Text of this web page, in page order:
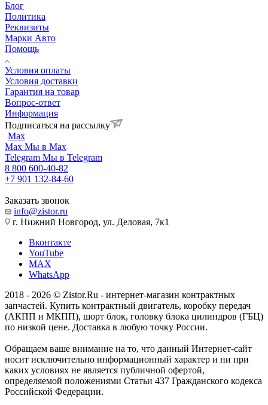
Блог
Политика
Реквизиты
Марки Авто
Помощь
Условия оплаты
Условия доставки
Гарантия на товар
Вопрос-ответ
Информация
Подписаться на рассылку
Max
Max Мы в Max
Telegram Мы в Telegram
8 800 600-40-82
+7 901 132-84-60
Заказать звонок
info@zistor.ru
г. Нижний Новгород, ул. Деловая, 7к1
Вконтакте
YouTube
MAX
WhatsApp
2018 - 2026 © Zistor.Ru - интернет-магазин контрактных
запчастей. Купить контрактный двигатель, коробку передач
(АКПП и МКПП), шорт блок, головку блока цилиндров (ГБЦ)
по низкой цене. Доставка в любую точку России.
Обращаем ваше внимание на то, что данный Интернет-сайт
носит исключительно информационный характер и ни при
каких условиях не является публичной офертой,
определяемой положениями Статьи 437 Гражданского кодекса
Российской Федерации.